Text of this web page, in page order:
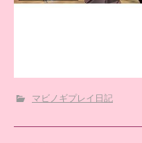
マビノギプレイ日記